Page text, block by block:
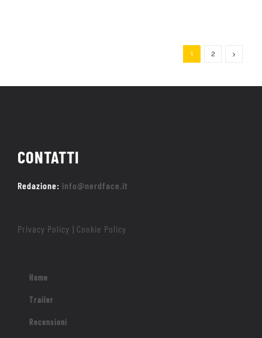
1 2
CONTATTI
Redazione: info@nerdface.it
Privacy Policy | Cookie Policy
Home
Trailer
Recensioni